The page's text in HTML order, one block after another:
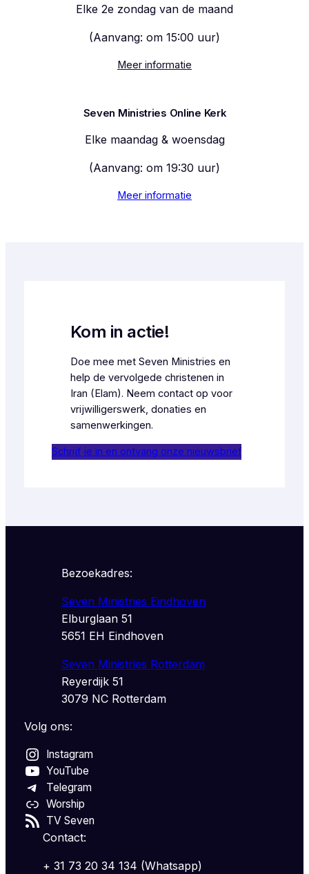
Elke 2e zondag van de maand
(Aanvang: om 15:00 uur)
Meer informatie
Seven Ministries Online Kerk
Elke maandag & woensdag
(Aanvang: om 19:30 uur)
Meer informatie
Kom in actie!
Doe mee met Seven Ministries en
help de vervolgede christenen in
Iran (Elam). Neem contact op voor
vrijwilligerswerk, donaties en
samenwerkingen.
Schrijf je in en ontvang onze nieuwsbrief
Bezoekadres:
Seven Ministries Eindhoven
Elburglaan 51
5651 EH Eindhoven
Seven Ministries Rotterdam
Reyerdijk 51
3079 NC Rotterdam
Volg ons:
Instagram
YouTube
Telegram
Worship
TV Seven
Contact:
+ 31 73 20 34 134 (Whatsapp)